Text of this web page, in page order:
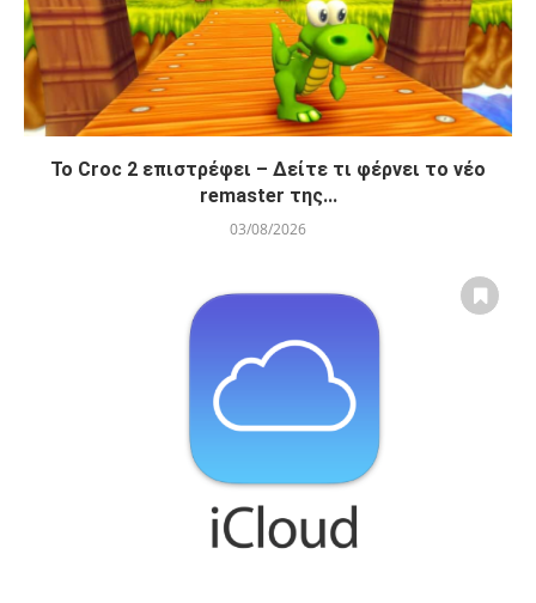
Το Croc 2 επιστρέφει – Δείτε τι φέρνει το νέο
remaster της...
03/08/2026